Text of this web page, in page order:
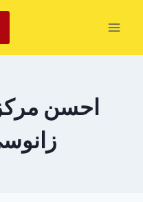
احسن مركز